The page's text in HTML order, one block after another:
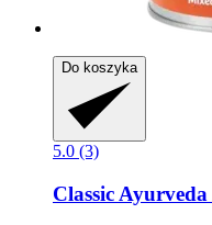
Do koszyka
5.0 (3)
Classic Ayurveda